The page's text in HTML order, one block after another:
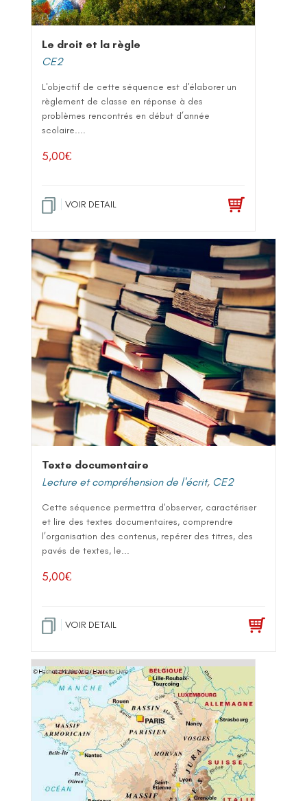
Le droit et la règle
CE2
L'objectif de cette séquence est d'élaborer un
règlement de classe en réponse à des
problèmes rencontrés en début d’année
scolaire....
5,00€
VOIR DETAIL
Texte documentaire
Lecture et compréhension de l'écrit, CE2
Cette séquence permettra d'observer, caractériser
et lire des textes documentaires, comprendre
l’organisation des contenus, repérer des titres, des
pavés de textes, le...
5,00€
VOIR DETAIL